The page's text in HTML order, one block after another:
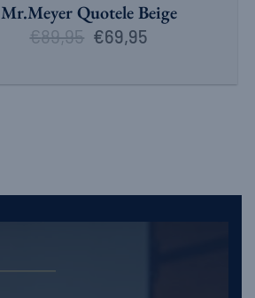
Mr.Meyer Quotele Beige
€89,95
Oorspronkelijke
prijs
€69,95prijs